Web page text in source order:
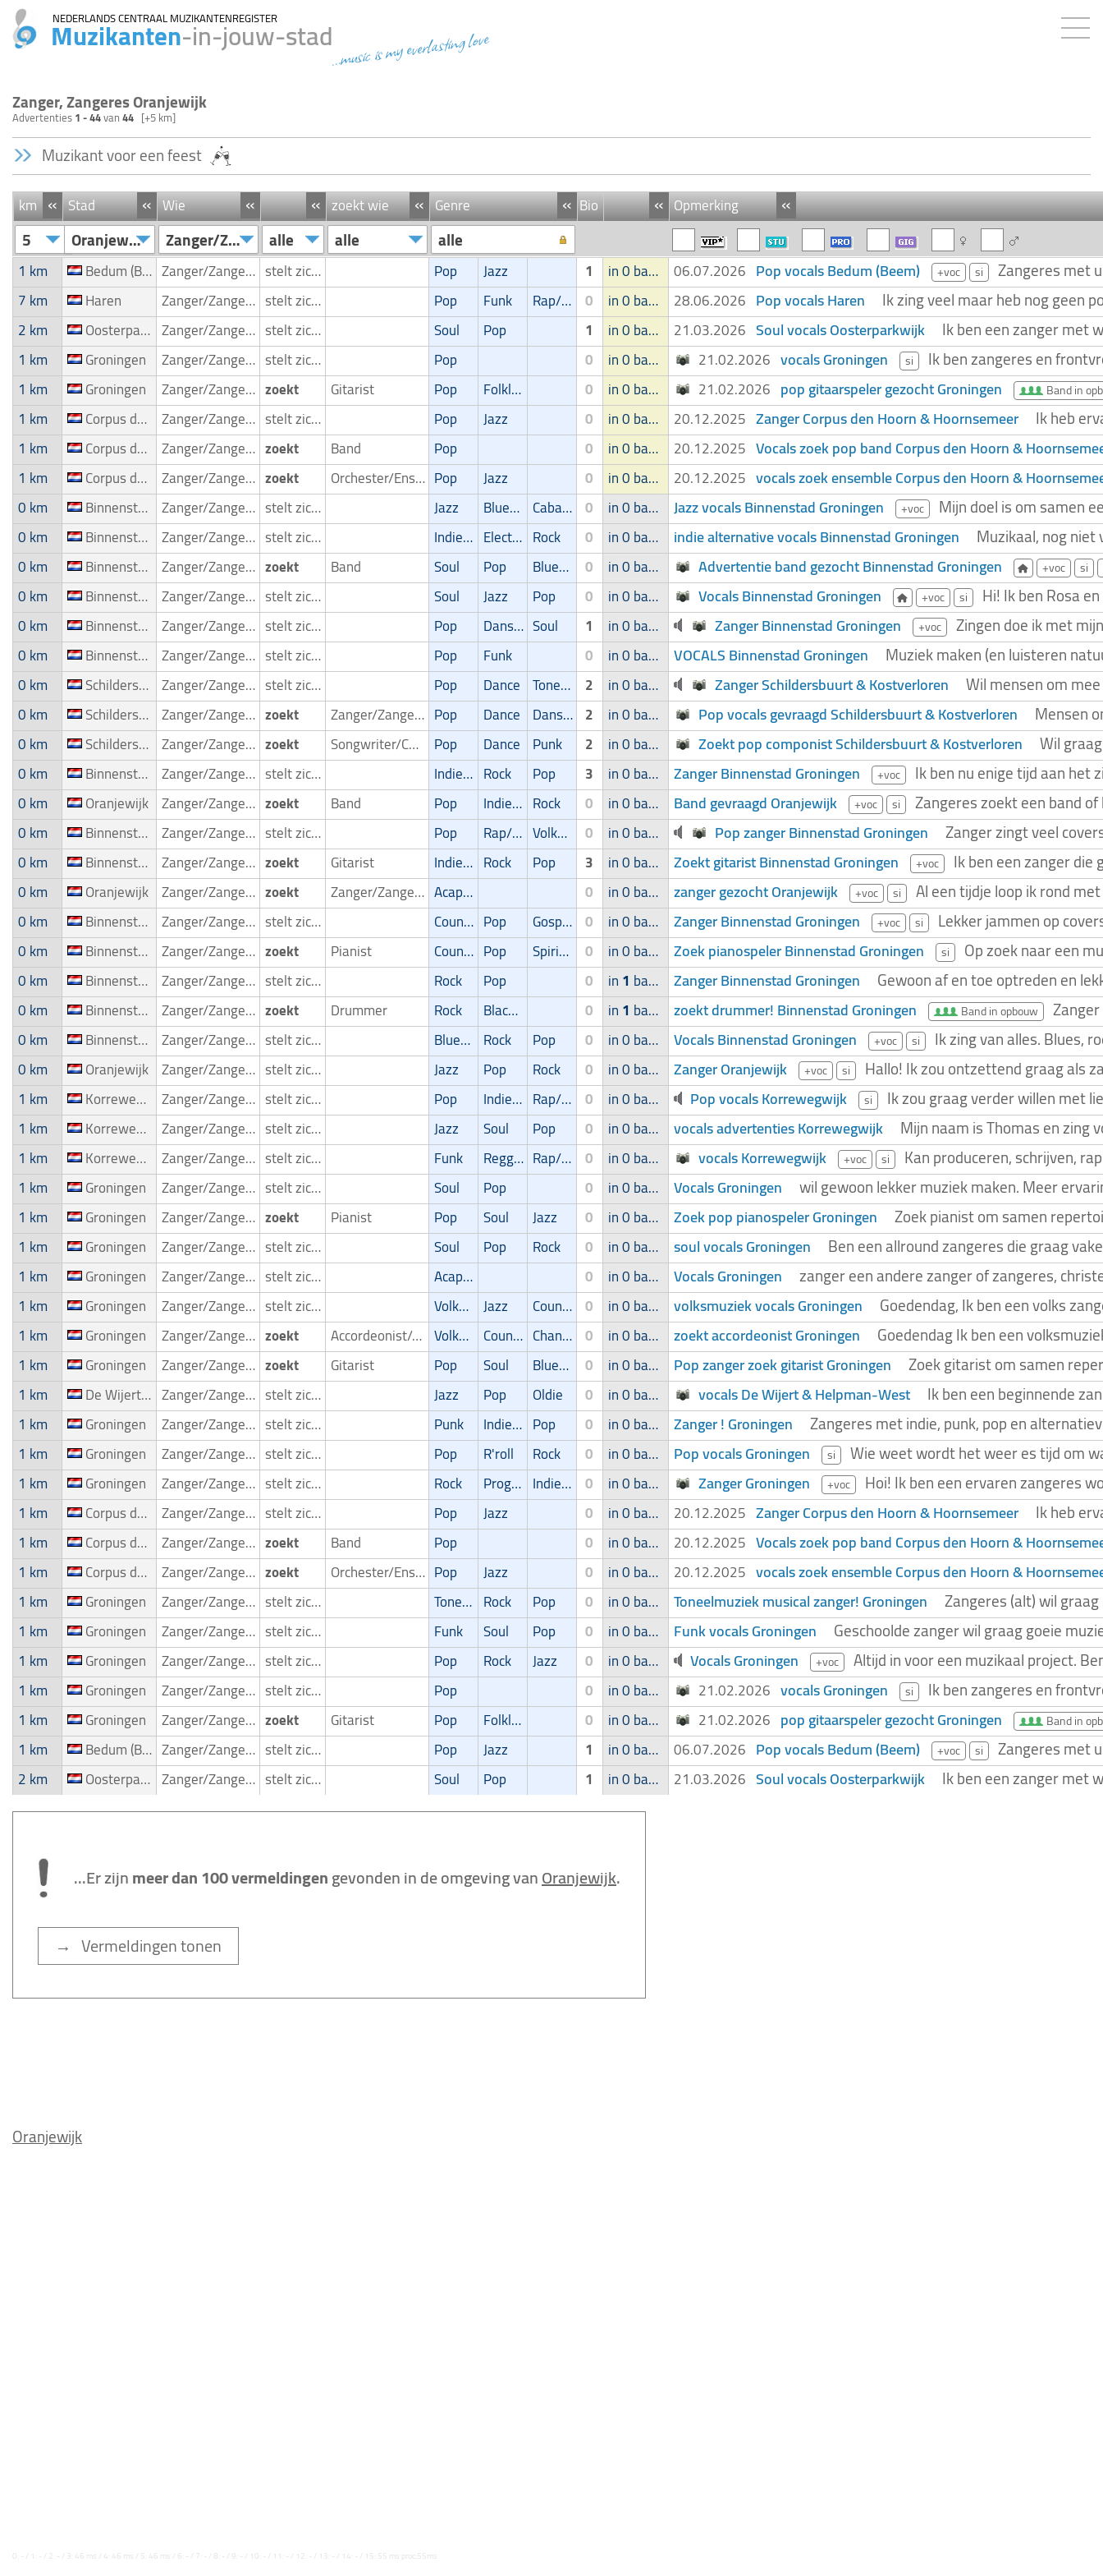
NEDERLANDS CENTRAAL MUZIKANTENREGISTER
Muzikanten-in-jouw-stad...music is my everlasting love
Zanger, Zangeres Oranjewijk
Advertenties1 - 44van44 [+5 km]
Muzikant voor een feest
km « Stad « Wie « « zoekt wie « Genre « Bio « «
Opmerking
5 Oranjewijk Zanger/Zangeres alle alle alle
1 km Bedum (Beem) Zanger/Zangeres stelt zich voor Pop Jazz 1 in 0 band 06.07.2026 Pop vocals Bedum (Beem) +voc si Zangeres met
7 km Haren Zanger/Zangeres stelt zich voor Pop Funk Rap/Hip-Hop/RnB 0 in 0 band 28.06.2026 Pop vocals Haren Ik zing veel maar heb nog geen
2 km Oosterparkwijk Zanger/Zangeres stelt zich voor Soul Pop 1 in 0 band 21.03.2026 Soul vocals Oosterparkwijk Ik ben een zanger met
1 km Groningen Zanger/Zangeres stelt zich voor Pop 0 in 0 band 21.02.2026 vocals Groningen si Ik ben zangeres en
1 km Groningen Zanger/Zangeres zoekt Gitarist Pop Folklore/Irish folk 0 in 0 band 21.02.2026 pop gitaarspeler gezocht Groningen Band in
1 km Corpus den Hoorn & Hoornsemeer Zanger/Zangeres stelt zich voor Pop Jazz 0 in 0 band 20.12.2025 Zanger Corpus den Hoorn & Hoornsemeer Ik heb
1 km Corpus den Hoorn & Hoornsemeer Zanger/Zangeres zoekt Band Pop 0 in 0 band 20.12.2025 Vocals zoek pop band Corpus den Hoorn &
1 km Corpus den Hoorn & Hoornsemeer Zanger/Zangeres zoekt Orchester/Ensemble Pop Jazz 0 in 0 band 20.12.2025 vocals zoek ensemble Corpus den Hoorn &
0 km Binnenstad Groningen Zanger/Zangeres stelt zich voor Jazz Blues/Swing Cabaret/Variétés 0 in 0 band Jazz vocals Binnenstad Groningen +voc Mijn doel is om samen
0 km Binnenstad Groningen Zanger/Zangeres stelt zich voor Indie/Alternative Electronic Rock 0 in 0 band indie alternative vocals Binnenstad Groningen Muzikaal, nog niet
0 km Binnenstad Groningen Zanger/Zangeres zoekt Band Soul Pop Blues/Swing 0 in 0 band Advertentie band gezocht Binnenstad Groningen +voc si
0 km Binnenstad Groningen Zanger/Zangeres stelt zich voor Soul Jazz Pop 0 in 0 band Vocals Binnenstad Groningen +voc si Hi! Ik ben Rosa
0 km Binnenstad Groningen Zanger/Zangeres stelt zich voor Pop Dans/Amusementsmuziek Soul 1 in 0 band Zanger Binnenstad Groningen +voc Zingen doe ik met
0 km Binnenstad Groningen Zanger/Zangeres stelt zich voor Pop Funk 0 in 0 band VOCALS Binnenstad Groningen Muziek maken (en luisteren
0 km Schildersbuurt & Kostverloren Zanger/Zangeres stelt zich voor Pop Dance Toneelmuziek/Musical 2 in 0 band Zanger Schildersbuurt & Kostverloren Wil mensen om
0 km Schildersbuurt & Kostverloren Zanger/Zangeres zoekt Zanger/Zangeres Pop Dance Dans/Amusementsmuziek 2 in 0 band Pop vocals gevraagd Schildersbuurt & Kostverloren Mensen
0 km Schildersbuurt & Kostverloren Zanger/Zangeres zoekt Songwriter/Componist Pop Dance Punk 2 in 0 band Zoekt pop componist Schildersbuurt & Kostverloren Wil
0 km Binnenstad Groningen Zanger/Zangeres stelt zich voor Indie/Alternative Rock Pop 3 in 0 band Zanger Binnenstad Groningen +voc Ik ben nu enige tijd aan het
0 km Oranjewijk Zanger/Zangeres zoekt Band Pop Indie/Alternative Rock 0 in 0 band Band gevraagd Oranjewijk +voc si Zangeres zoekt een band
0 km Binnenstad Groningen Zanger/Zangeres stelt zich voor Pop Rap/Hip-Hop/RnB Volksmuziek 0 in 0 band Pop zanger Binnenstad Groningen Zanger zingt veel
0 km Binnenstad Groningen Zanger/Zangeres zoekt Gitarist Indie/Alternative Rock Pop 3 in 0 band Zoekt gitarist Binnenstad Groningen +voc Ik ben een zanger
0 km Oranjewijk Zanger/Zangeres zoekt Zanger/Zangeres Acapella 0 in 0 band zanger gezocht Oranjewijk +voc si Al een tijdje loop ik rond
0 km Binnenstad Groningen Zanger/Zangeres stelt zich voor Country Pop Gospel 0 in 0 band Zanger Binnenstad Groningen +voc si Lekker jammen op
0 km Binnenstad Groningen Zanger/Zangeres zoekt Pianist Country Pop Spirituele muziek 0 in 0 band Zoek pianospeler Binnenstad Groningen si Op zoek naar een
0 km Binnenstad Groningen Zanger/Zangeres stelt zich voor Rock Pop 0 in1 band Zanger Binnenstad Groningen Gewoon af en toe optreden en
0 km Binnenstad Groningen Zanger/Zangeres zoekt Drummer Rock Blackmetal/Deathmetal 0 in1 band zoekt drummer! Binnenstad Groningen Band in opbouw
0 km Binnenstad Groningen Zanger/Zangeres stelt zich voor Blues/Swing Rock Pop 0 in 0 band Vocals Binnenstad Groningen +voc si Ik zing van alles. Blues,
0 km Oranjewijk Zanger/Zangeres stelt zich voor Jazz Pop Rock 0 in 0 band Zanger Oranjewijk +voc si Hallo! Ik zou ontzettend graag als
1 km Korrewegwijk Zanger/Zangeres stelt zich voor Pop Indie/Alternative Rap/Hip-Hop/RnB 0 in 0 band Pop vocals Korrewegwijk si Ik zou graag verder willen met
1 km Korrewegwijk Zanger/Zangeres stelt zich voor Jazz Soul Pop 0 in 0 band vocals advertenties Korrewegwijk Mijn naam is Thomas en zing
1 km Korrewegwijk Zanger/Zangeres stelt zich voor Funk Reggae Rap/Hip-Hop/RnB 0 in 0 band vocals Korrewegwijk +voc si Kan produceren, schrijven,
1 km Groningen Zanger/Zangeres stelt zich voor Soul Pop 0 in 0 band Vocals Groningen wil gewoon lekker muziek maken. Meer
1 km Groningen Zanger/Zangeres zoekt Pianist Pop Soul Jazz 0 in 0 band Zoek pop pianospeler Groningen Zoek pianist om samen
1 km Groningen Zanger/Zangeres stelt zich voor Soul Pop Rock 0 in 0 band soul vocals Groningen Ben een allround zangeres die graag
1 km Groningen Zanger/Zangeres stelt zich voor Acapella 0 in 0 band Vocals Groningen zanger een andere zanger of zangeres,
1 km Groningen Zanger/Zangeres stelt zich voor Volksmuziek Jazz Country 0 in 0 band volksmuziek vocals Groningen Goedendag, Ik ben een volks
1 km Groningen Zanger/Zangeres zoekt Accordeonist/Accordeonspeler Volksmuziek Country Chanson 0 in 0 band zoekt accordeonist Groningen Goedendag Ik ben een
1 km Groningen Zanger/Zangeres zoekt Gitarist Pop Soul Blues/Swing 0 in 0 band Pop zanger zoek gitarist Groningen Zoek gitarist om samen
1 km De Wijert & Helpman-West Zanger/Zangeres stelt zich voor Jazz Pop Oldie 0 in 0 band vocals De Wijert & Helpman-West Ik ben een beginnende
1 km Groningen Zanger/Zangeres stelt zich voor Punk Indie/Alternative Pop 0 in 0 band Zanger ! Groningen Zangeres met indie, punk, pop en
1 km Groningen Zanger/Zangeres stelt zich voor Pop R'roll Rock 0 in 0 band Pop vocals Groningen si Wie weet wordt het weer es tijd om
1 km Groningen Zanger/Zangeres stelt zich voor Rock Progressive Indie/Alternative 0 in 0 band Zanger Groningen +voc Hoi! Ik ben een ervaren zangeres
1 km Corpus den Hoorn & Hoornsemeer Zanger/Zangeres stelt zich voor Pop Jazz 0 in 0 band 20.12.2025 Zanger Corpus den Hoorn & Hoornsemeer Ik heb
1 km Corpus den Hoorn & Hoornsemeer Zanger/Zangeres zoekt Band Pop 0 in 0 band 20.12.2025 Vocals zoek pop band Corpus den Hoorn &
1 km Corpus den Hoorn & Hoornsemeer Zanger/Zangeres zoekt Orchester/Ensemble Pop Jazz 0 in 0 band 20.12.2025 vocals zoek ensemble Corpus den Hoorn &
1 km Groningen Zanger/Zangeres stelt zich voor Toneelmuziek/Musical Rock Pop 0 in 0 band Toneelmuziek musical zanger! Groningen Zangeres (alt) wil
1 km Groningen Zanger/Zangeres stelt zich voor Funk Soul Pop 0 in 0 band Funk vocals Groningen Geschoolde zanger wil graag goeie
1 km Groningen Zanger/Zangeres stelt zich voor Pop Rock Jazz 0 in 0 band Vocals Groningen +voc Altijd in voor een muzikaal project.
1 km Groningen Zanger/Zangeres stelt zich voor Pop 0 in 0 band 21.02.2026 vocals Groningen si Ik ben zangeres en
1 km Groningen Zanger/Zangeres zoekt Gitarist Pop Folklore/Irish folk 0 in 0 band 21.02.2026 pop gitaarspeler gezocht Groningen Band in
1 km Bedum (Beem) Zanger/Zangeres stelt zich voor Pop Jazz 1 in 0 band 06.07.2026 Pop vocals Bedum (Beem) +voc si Zangeres met
2 km Oosterparkwijk Zanger/Zangeres stelt zich voor Soul Pop 1 in 0 band 21.03.2026 Soul vocals Oosterparkwijk Ik ben een zanger met
...Er zijnmeer dan 100 vermeldingengevonden in de omgeving vanOranjewijk.
→ Vermeldingen tonen
Oranjewijk
0: - / 1: - / 2: - / 3: 46 ms / 4: 46 ms / 5: 46 ms / 6: - / 7: - / 8: - / 9: - / 10: - / 11: - / 12: - / 13: - / 14: - / 15: 55 ms proc:55ms